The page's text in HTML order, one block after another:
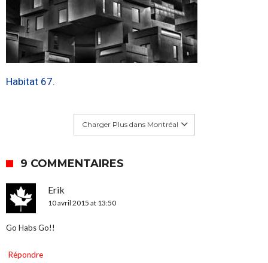
Habitat 67.
Charger Plus dans Montréal
9 COMMENTAIRES
Erik
10 avril 2015 at 13:50
Go Habs Go!!
Répondre